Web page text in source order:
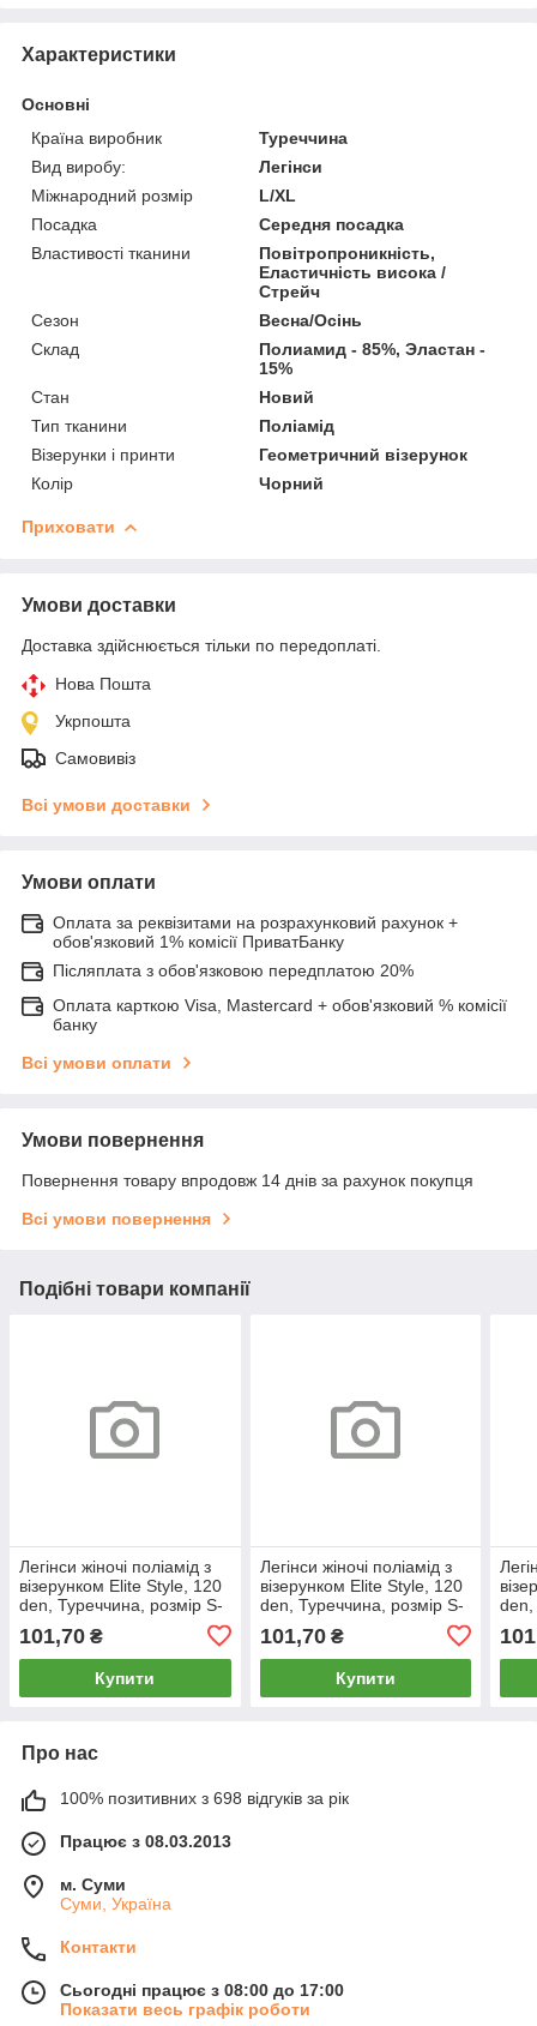
Характеристики
Основні
Країна виробник
Туреччина
Вид виробу:
Легінси
Міжнародний розмір
L/XL
Посадка
Середня посадка
Властивості тканини
Повітропроникність,
Еластичність висока /
Стрейч
Сезон
Весна/Осінь
Склад
Полиамид - 85%, Эластан -
15%
Стан
Новий
Тип тканини
Поліамід
Візерунки і принти
Геометричний візерунок
Колір
Чорний
Приховати
Умови доставки
Доставка здійснюється тільки по передоплаті.
Нова Пошта
Укрпошта
Самовивіз
Всі умови доставки
Умови оплати
Оплата за реквізитами на розрахунковий рахунок +
обов'язковий 1% комісії ПриватБанку
Післяплата з обов'язковою передплатою 20%
Оплата карткою Visa, Mastercard + обов'язковий % комісії
банку
Всі умови оплати
Умови повернення
Повернення товару впродовж 14 днів за рахунок покупця
Всі умови повернення
Подібні товари компанії
Легінси жіночі поліамід з
візерунком Elite Style, 120
den, Туреччина, розмір S-
101,70 ₴
Купити
Легінси жіночі поліамід з
візерунком Elite Style, 120
den, Туреччина, розмір S-
101,70₴
Купити
den,
Про нас
100% позитивних з 698 відгуків за рік
Працює з 08.03.2013
м. Суми
Суми, Україна
Контакти
Сьогодні працює з 08:00 до 17:00
Показати весь графік роботи